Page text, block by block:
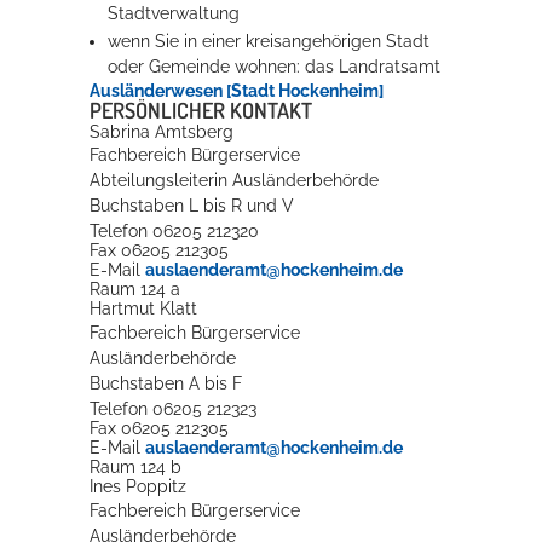
Erleben in Hockenheim
Spaß unter prickelnden Wasserfällen, das rauschende Meer im
Wellenbecken oder doch lieber die pure Entspannung auf der
Sprudelliege im Solebecken?
mehr dazu...
Stadtverwaltung
wenn Sie in einer kreisangehörigen Stadt
oder Gemeinde wohnen: das Landratsamt
Ausländerwesen [Stadt Hockenheim]
PERSÖNLICHER KONTAKT
Sabrina Amtsberg
Fachbereich Bürgerservice
Abteilungsleiterin Ausländerbehörde
Buchstaben L bis R und V
Telefon 06205 212320
Fax 06205 212305
E-Mail auslaenderamt@hockenheim.de
Raum 124 a
Hartmut Klatt
Fachbereich Bürgerservice
Ausländerbehörde
Buchstaben A bis F
Telefon 06205 212323
Fax 06205 212305
E-Mail auslaenderamt@hockenheim.de
Raum 124 b
Ines Poppitz
Fachbereich Bürgerservice
Ausländerbehörde